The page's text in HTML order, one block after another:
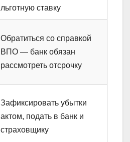
льготную ставку
Обратиться со справкой
ВПО — банк обязан
рассмотреть отсрочку
Зафиксировать убытки
актом, подать в банк и
страховщику